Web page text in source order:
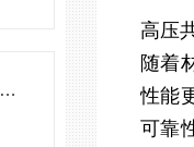
探秘高压耐火型母线槽：结构亮点与实用效能
高压
随着
性能
可靠